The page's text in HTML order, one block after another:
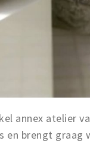
annex atelier
en brengt graag